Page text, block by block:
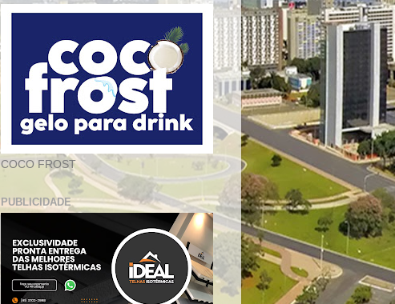
COCO FROST
PUBLICIDADE